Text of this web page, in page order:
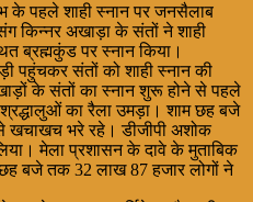
के पहले शाही स्नान पर जनसैलाब
किन्नर अखाड़ा के संतों ने शाही
ब्रह्मकुंड पर स्नान किया।
पहुंचकर संतों को शाही स्नान की
के संतों का स्नान शुरू होने से पहले
का रैला उमड़ा। शाम छह बजे
खचाखच भरे रहे। डीजीपी अशोक
मेला प्रशासन के दावे के मुताबिक
छह बजे तक 32 लाख 87 हजार लोगों ने